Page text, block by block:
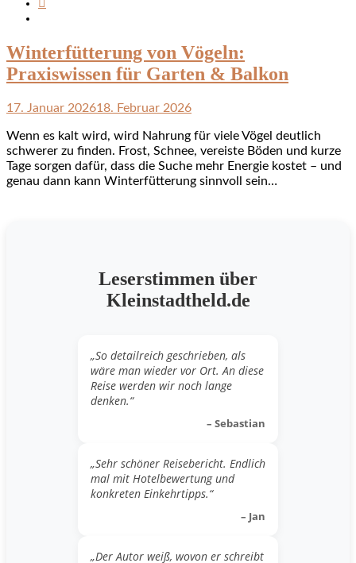
Winterfütterung von Vögeln:
Praxiswissen für Garten & Balkon
17. Januar 202618. Februar 2026
Wenn es kalt wird, wird Nahrung für viele Vögel deutlich
schwerer zu finden. Frost, Schnee, vereiste Böden und kurze
Tage sorgen dafür, dass die Suche mehr Energie kostet – und
genau dann kann Winterfütterung sinnvoll sein…
Leserstimmen über
Kleinstadtheld.de
„So detailreich geschrieben, als
wäre man wieder vor Ort. An diese
Reise werden wir noch lange
denken.“
– Sebastian
„Sehr schöner Reisebericht. Endlich
mal mit Hotelbewertung und
konkreten Einkehrtipps.“
– Jan
„Der Autor weiß, wovon er schreibt